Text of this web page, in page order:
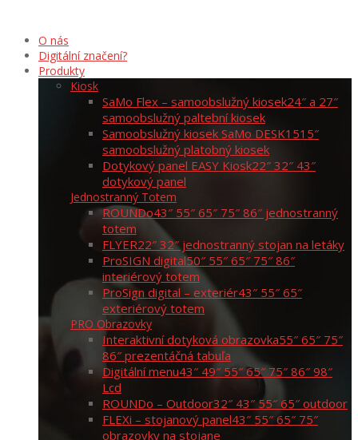
O nás
Digitální značení?
Produkty
Kiosk
SaMo Flex – samoobslužný kiosek24″ a 27″
samoobslužný paltební kiosek
Samoobslužný kiosek SaMo DESK1515″
samoobslužný platobný kiosek
Dotykový panel EASY Kiosk22″ 32″ 43″
dotykový panel
Jednostranný Totem
ROUNDo43″ 55″ 65″ 75″ 86″ jednostranný
totem
FLYER22″ 32″ jednostranný stojan na letáky
ProSIGN digital50″ 55″ 65″ 75″ 86″
interiérový totem
ProSign digital – exteriér43″ 55″ 65″
exteriérový totem
PRO Obrazovky
Interaktivní dotyková obrazovka55″ 65″ 75″
86″ prezentáčná tabuľa
Digitální menu43″ 49″ 55″ 65″ 75″ 86″ 98″
Lcd
ROUNDo – Outdoor32″ 43″ 55″ 65″ outdoor
FLEXi – stojanový panel43″ 55″ 65″ 75″
obrazovky na stojane